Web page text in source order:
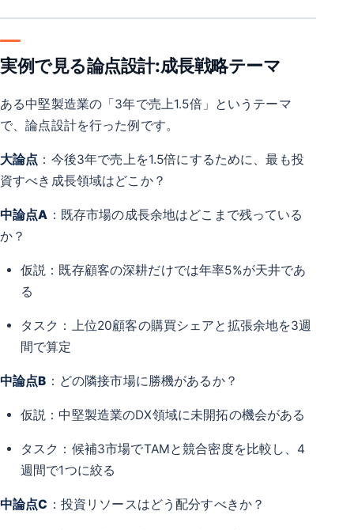
実例で見る論点設計:成長戦略テーマ
ある中堅製造業の「3年で売上1.5倍」というテーマ
で、論点設計を行った例です。
大論点 ：今後3年で売上を1.5倍にするために、最も投
資すべき成長領域はどこか？
中論点A ：既存市場の成長余地はどこまで残っている
か？
仮説：既存顧客の深耕だけでは年率5%が天井であ
る
タスク：上位20顧客の購買シェアと拡張余地を3週
間で算定
中論点B ：どの隣接市場に勝機があるか？
仮説：中堅製造業のDX領域に未開拓の機会がある
タスク：候補3市場でTAMと競合密度を比較し、4
週間で1つに絞る
中論点C ：投資リソースはどう配分すべきか？